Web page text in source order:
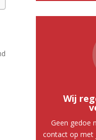
Wij
Geen gedoe
contact op met